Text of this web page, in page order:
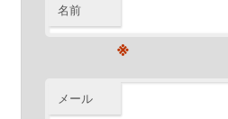
名前
※
メール